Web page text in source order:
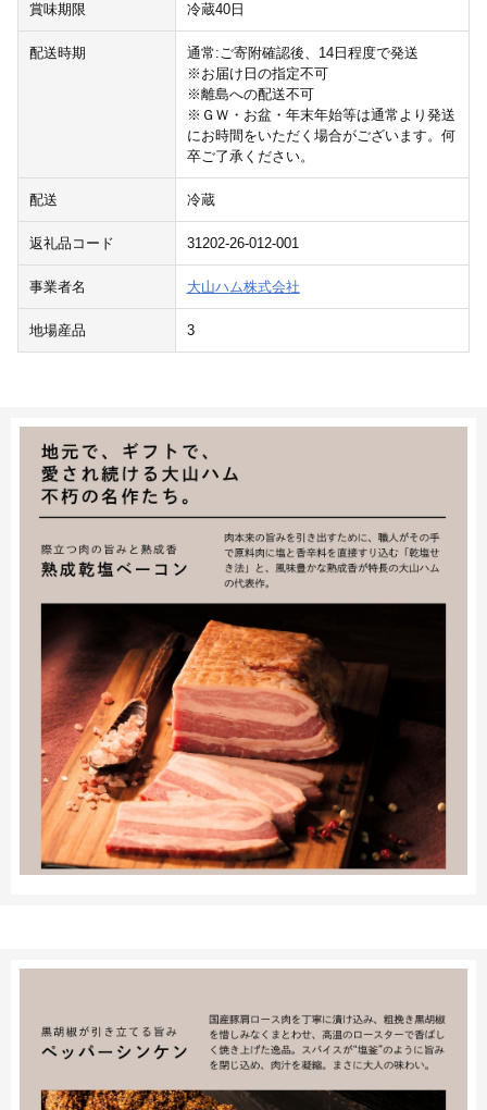
賞味期限 冷蔵40日
配送時期
通常:ご寄附確認後、14日程度で発送
※お届け日の指定不可
※離島への配送不可
※ＧＷ・お盆・年末年始等は通常より発送
にお時間をいただく場合がございます。何
卒ご了承ください。
配送 冷蔵
返礼品コード 31202-26-012-001
事業者名 大山ハム株式会社
地場産品 3